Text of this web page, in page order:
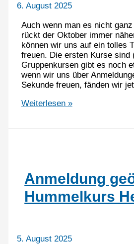
6. August 2025
Auch wenn man es nicht
rückt der Oktober immer
können wir uns auf ein tolles
freuen. Die ersten Kurse sind
Gruppenkursen gibt es noch
wenn wir uns über
Sekunde freuen, fänden wir
Trad
es
freie
Plätze
Weiterlesen »
Anmeldung
Hummelkurs
5. August 2025